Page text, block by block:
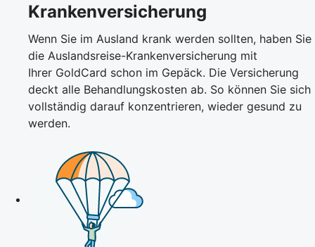
Krankenversicherung
Wenn Sie im Ausland krank werden sollten, haben Sie
die Auslandsreise-Krankenversicherung mit
Ihrer GoldCard schon im Gepäck. Die Versicherung
deckt alle Behandlungskosten ab. So können Sie sich
vollständig darauf konzentrieren, wieder gesund zu
werden.